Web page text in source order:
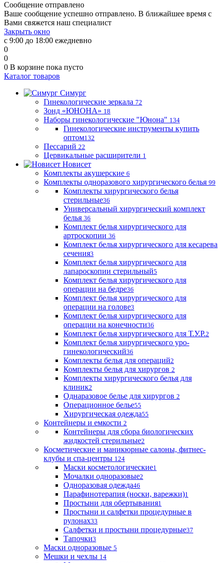
Сообщение отправлено
Ваше сообщение успешно отправлено. В ближайшее время с
Вами свяжется наш специалист
Закрыть окно
с 9:00 до 18:00 ежедневно
0
0
0 В корзине пока пусто
Каталог товаров
Симург
Гинекологические зеркала 72
Зонд «ЮНОНА» 18
Наборы гинекологические "Юнона" 134
Гинекологические инструменты купить
оптом132
Пессарий 22
Цервикальные расширители 1
Новисет
Комплекты акушерские 6
Комплекты одноразового хирургического белья 99
Комплекты хирургического белья
стерильные36
Универсальный хирургический комплект
белья 36
Комплект белья хирургического для
артроскопии 36
Комплект белья хирургического для кесарева
сечения3
Комплект белья хирургического для
лапароскопии стерильный5
Комплект белья хирургического для
операции на бедре36
Комплект белья хирургического для
операции на голове3
Комплект белья хирургического для
операции на конечности36
Комплект белья хирургического для Т.У.Р.2
Комплект белья хирургического уро-
гинекологический36
Комплекты белья для операций2
Комплекты белья для хирургов 2
Комплекты хирургического белья для
клиник2
Однаразовое белье для хирургов 2
Операционное белье55
Хирургическая одежда55
Контейнеры и емкости 2
Контейнеры для сбора биологических
жидкостей стерильные2
Косметические и маникюрные салоны, фитнес-
клубы и спа-центры 124
Маски косметологические1
Мочалки одноразовые2
Одноразовая одежда46
Парафинотерапия (носки, варежки)1
Простыни для обертывания1
Простыни и салфетки процедурные в
рулонах33
Салфетки и простыни процедурные37
Тапочки3
Маски одноразовые 5
Мешки и чехлы 14